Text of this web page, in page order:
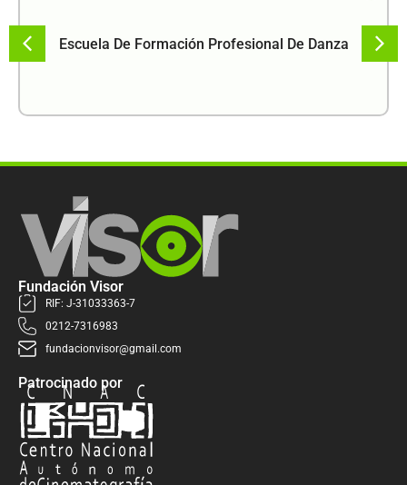
Escuela De Formación Profesional De Danza
Fundación Visor
RIF: J-31033363-7
0212-7316983
fundacionvisor@gmail.com
Patrocinado por